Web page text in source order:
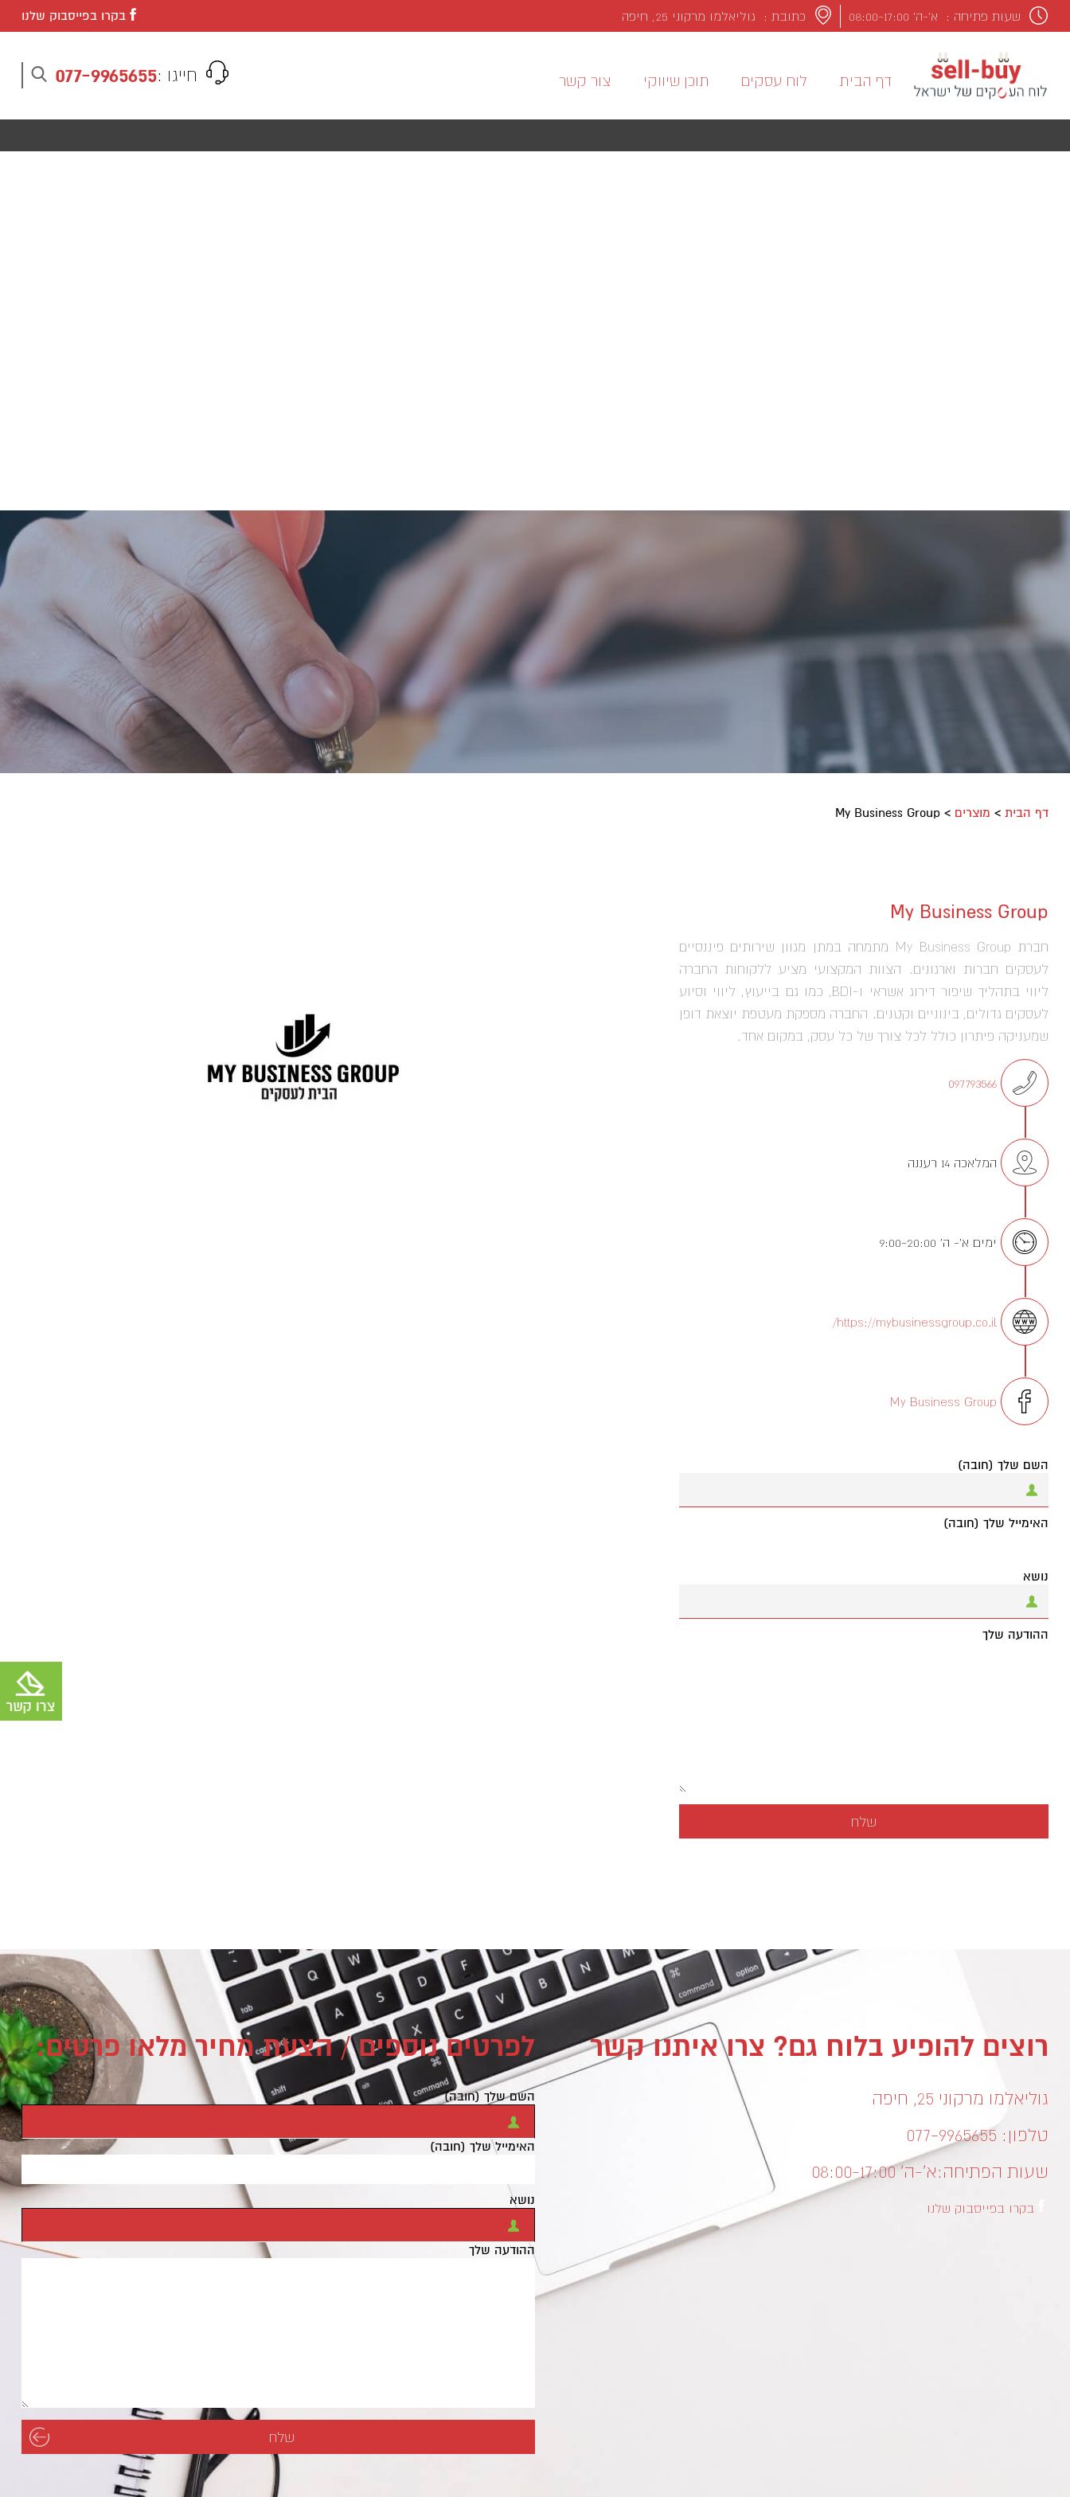
שעות פתיחה : א’-ה’ 08:00-17:00 כתובת : גוליאלמו מרקוני 25, חיפה בקרו בפייסבוק שלנו
דף הבית לוח עסקים תוכן שיווקי צור קשר חייגו :077-9965655
דף הבית> מוצרים >
My Business Group
My Business Group
חברת My Business Group מתמחה במתן מגוון שירותים פיננסיים
לעסקים חברות וארגונים. הצוות המקצועי מציע ללקוחות החברה
ליווי בתהליך שיפור דירוג אשראי ו-BDI, כמו גם בייעוץ, ליווי וסיוע
לעסקים גדולים, בינוניים וקטנים. החברה מספקת מעטפת יוצאת דופן
שמעניקה פיתרון כולל לכל צורך של כל עסק, במקום אחד.
097793566
המלאכה 14 רעננה
ימים א’- ה’ 9:00-20:00
https://mybusinessgroup.co.il/
My Business Group
השם שלך (חובה)
האימייל שלך (חובה)
נושא
ההודעה שלך
רוצים להופיע בלוח גם? צרו איתנו קשר
גוליאלמו מרקוני 25, חיפה
טלפון: 077-9965655
שעות הפתיחה:א’-ה’ 08:00-17:00
בקרו בפייסבוק שלנו
לפרטים נוספים / הצעת מחיר מלאו פרטים:
השם שלך (חובה)
האימייל שלך (חובה)
נושא
ההודעה שלך